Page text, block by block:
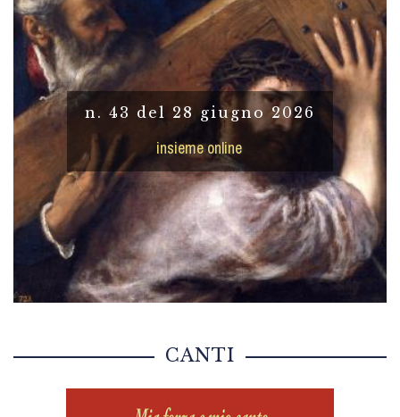
n. 43 del 28 giugno 2026
insieme online
CANTI